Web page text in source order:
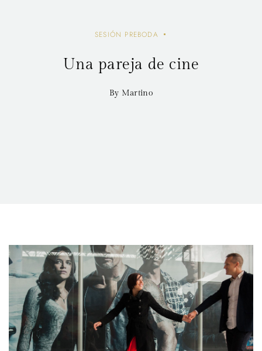
SESIÓN PREBODA
Una pareja de cine
By Martino